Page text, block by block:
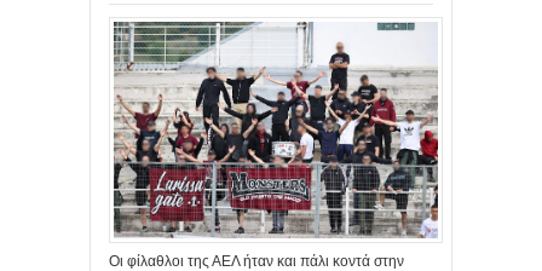
Οι φίλαθλοι της ΑΕΛ ήταν και πάλι κοντά στην